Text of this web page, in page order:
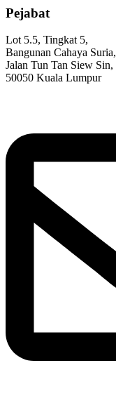
Pejabat
Lot 5.5, Tingkat 5,
Bangunan Cahaya Suria,
Jalan Tun Tan Siew Sin,
50050 Kuala Lumpur